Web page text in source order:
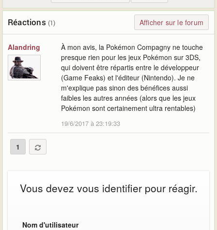
Réactions (1) Afficher sur le forum
Alandring
À mon avis, la Pokémon Compagny ne touche
presque rien pour les jeux Pokémon sur 3DS,
qui doivent être répartis entre le développeur
(Game Feaks) et l'éditeur (Nintendo). Je ne
m'explique pas sinon des bénéfices aussi
faibles les autres années (alors que les jeux
Pokémon sont certainement ultra rentables)
19/6/2017 à 23:19:33
1
Vous devez vous identifier pour réagir.
Nom d'utilisateur